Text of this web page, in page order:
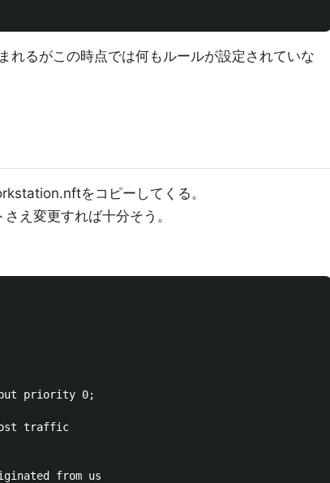
るがこの時点では何もルールが設定されていな
をコピーしてくる。
え変更すれば十分そう。
priority 0;
traffic
from us